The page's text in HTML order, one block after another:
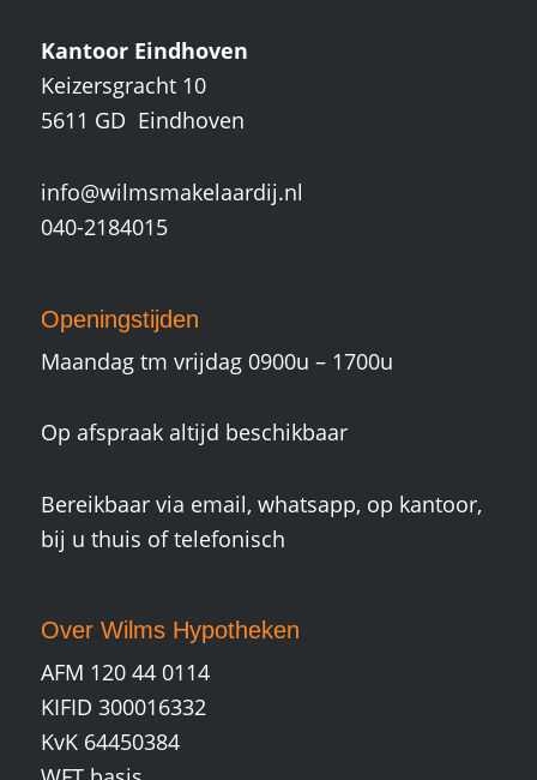
Kantoor Eindhoven
Keizersgracht 10
5611 GD Eindhoven
info@wilmsmakelaardij.nl
040-2184015
Openingstijden
Maandag tm vrijdag 0900u – 1700u
Op afspraak altijd beschikbaar
Bereikbaar via email, whatsapp, op kantoor,
bij u thuis of telefonisch
Over Wilms Hypotheken
AFM 120 44 0114
KIFID 300016332
KvK 64450384